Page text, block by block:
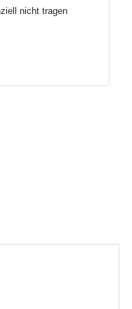
nicht tragen